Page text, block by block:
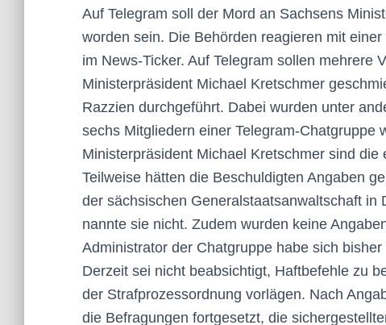
Auf Telegram soll der Mord an Sachsens
worden sein. Die Behörden reagieren mit
im News-Ticker. Auf Telegram sollen mehrere
Ministerpräsident Michael Kretschmer
Razzien durchgeführt. Dabei wurden unter
sechs Mitgliedern einer Telegram-Chatgruppe
Ministerpräsident Michael Kretschmer sind
Teilweise hätten die Beschuldigten Angaben
der sächsischen Generalstaatsanwaltschaft
nannte sie nicht. Zudem wurden keine
Administrator der Chatgruppe habe sich
Derzeit sei nicht beabsichtigt, Haftbefehle zu
der Strafprozessordnung vorlägen. Nach
die Befragungen fortgesetzt, die